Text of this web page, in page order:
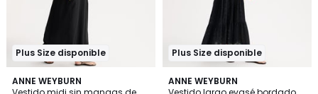
Plus Size disponible
ANNE WEYBURN
3,9
/ 5
Plus Size disponible
ANNE WEYBURN
4,7
/ 5